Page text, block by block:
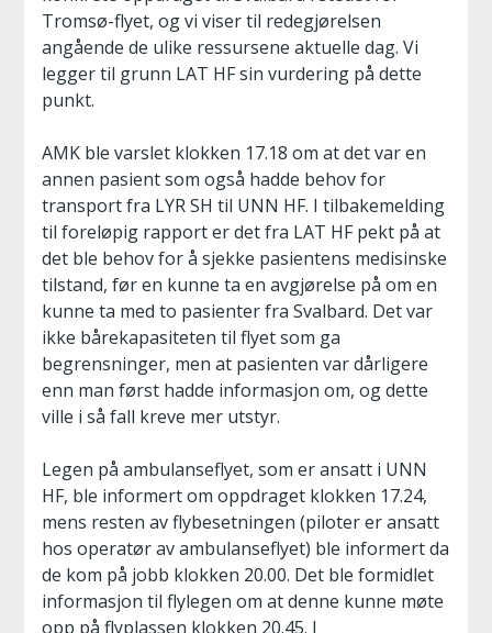
Tromsø-flyet, og vi viser til redegjørelsen
angående de ulike ressursene aktuelle dag. Vi
legger til grunn LAT HF sin vurdering på dette
punkt.
AMK ble varslet klokken 17.18 om at det var en
annen pasient som også hadde behov for
transport fra LYR SH til UNN HF. I tilbakemelding
til foreløpig rapport er det fra LAT HF pekt på at
det ble behov for å sjekke pasientens medisinske
tilstand, før en kunne ta en avgjørelse på om en
kunne ta med to pasienter fra Svalbard. Det var
ikke bårekapasiteten til flyet som ga
begrensninger, men at pasienten var dårligere
enn man først hadde informasjon om, og dette
ville i så fall kreve mer utstyr.
Legen på ambulanseflyet, som er ansatt i UNN
HF, ble informert om oppdraget klokken 17.24,
mens resten av flybesetningen (piloter er ansatt
hos operatør av ambulanseflyet) ble informert da
de kom på jobb klokken 20.00. Det ble formidlet
informasjon til flylegen om at denne kunne møte
opp på flyplassen klokken 20.45. I